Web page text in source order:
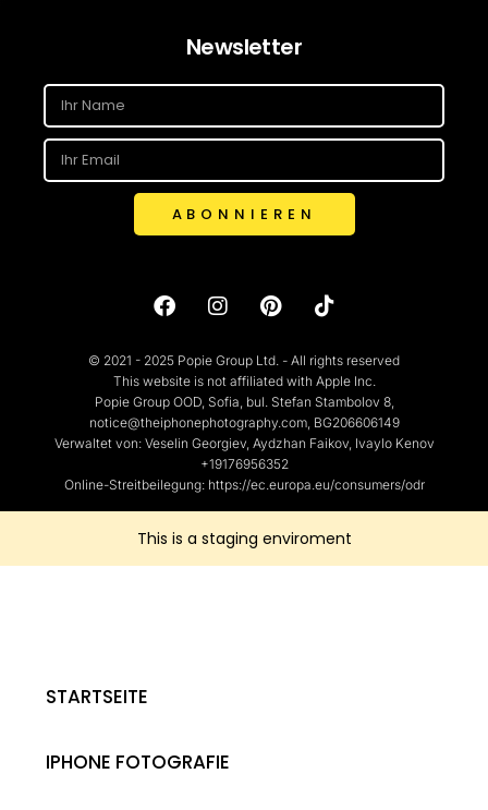
Newsletter
ABONNIEREN
© 2021 - 2025 Popie Group Ltd. - All rights reserved
This website is not affiliated with Apple Inc.
Popie Group OOD, Sofia, bul. Stefan Stambolov 8,
notice@theiphonephotography.com, BG206606149
Verwaltet von: Veselin Georgiev, Aydzhan Faikov, Ivaylo Kenov
+19176956352
Online-Streitbeilegung: https://ec.europa.eu/consumers/odr
This is a staging enviroment
STARTSEITE
IPHONE FOTOGRAFIE